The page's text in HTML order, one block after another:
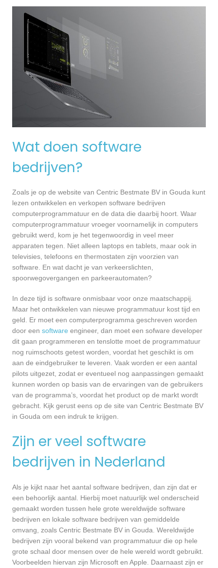
Wat doen software
bedrijven?
Zoals je op de website van Centric Bestmate BV in Gouda kunt
lezen ontwikkelen en verkopen software bedrijven
computerprogrammatuur en de data die daarbij hoort. Waar
computerprogrammatuur vroeger voornamelijk in computers
gebruikt werd, kom je het tegenwoordig in veel meer
apparaten tegen. Niet alleen laptops en tablets, maar ook in
televisies, telefoons en thermostaten zijn voorzien van
software. En wat dacht je van verkeerslichten,
spoorwegovergangen en parkeerautomaten?
In deze tijd is software onmisbaar voor onze maatschappij.
Maar het ontwikkelen van nieuwe programmatuur kost tijd en
geld. Er moet een computerprogramma geschreven worden
door een software engineer, dan moet een sofware developer
dit gaan programmeren en tenslotte moet de programmatuur
nog ruimschoots getest worden, voordat het geschikt is om
aan de eindgebruiker te leveren. Vaak worden er een aantal
pilots uitgezet, zodat er eventueel nog aanpassingen gemaakt
kunnen worden op basis van de ervaringen van de gebruikers
van de programma’s, voordat het product op de markt wordt
gebracht. Kijk gerust eens op de site van Centric Bestmate BV
in Gouda om een indruk te krijgen.
Zijn er veel software
bedrijven in Nederland
Als je kijkt naar het aantal software bedrijven, dan zijn dat er
een behoorlijk aantal. Hierbij moet natuurlijk wel onderscheid
gemaakt worden tussen hele grote wereldwijde software
bedrijven en lokale software bedrijven van gemiddelde
omvang, zoals Centric Bestmate BV in Gouda. Wereldwijde
bedrijven zijn vooral bekend van programmatuur die op hele
grote schaal door mensen over de hele wereld wordt gebruikt.
Voorbeelden hiervan zijn Microsoft en Apple. Daarnaast zijn er